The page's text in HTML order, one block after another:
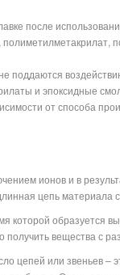
после
поддаются
и эпоксидные
от способа
ионов и в
цепь
которой образуется
вещества с
цепей или звеньев –